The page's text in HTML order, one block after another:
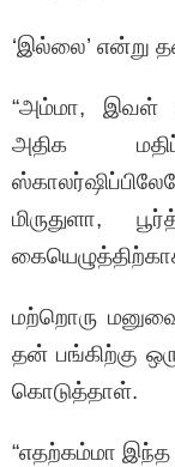
‘இல்லை’ என்று
“அம்மா, இவள்
அதிக
மிருதுளா,
மற்றொரு
தன் பங்கிற்கு
கொடுத்தாள்.
“எதற்கம்மா இந்த